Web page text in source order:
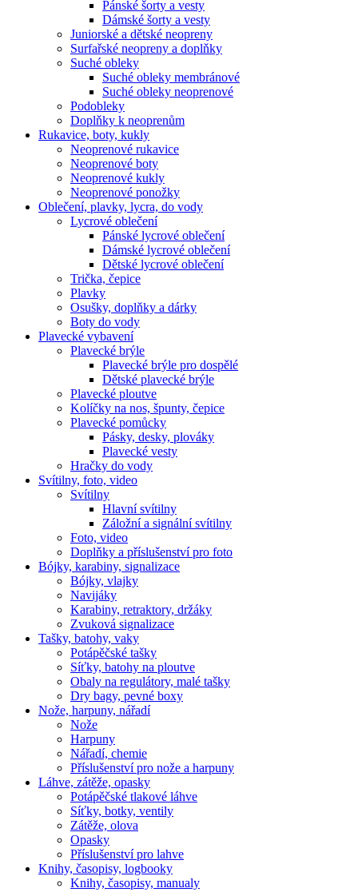
Pánské šorty a vesty
Dámské šorty a vesty
Juniorské a dětské neopreny
Surfařské neopreny a doplňky
Suché obleky
Suché obleky membránové
Suché obleky neoprenové
Podobleky
Doplňky k neoprenům
Rukavice, boty, kukly
Neoprenové rukavice
Neoprenové boty
Neoprenové kukly
Neoprenové ponožky
Oblečení, plavky, lycra, do vody
Lycrové oblečení
Pánské lycrové oblečení
Dámské lycrové oblečení
Dětské lycrové oblečení
Trička, čepice
Plavky
Osušky, doplňky a dárky
Boty do vody
Plavecké vybavení
Plavecké brýle
Plavecké brýle pro dospělé
Dětské plavecké brýle
Plavecké ploutve
Kolíčky na nos, špunty, čepice
Plavecké pomůcky
Pásky, desky, plováky
Plavecké vesty
Hračky do vody
Svítilny, foto, video
Svítilny
Hlavní svítilny
Záložní a signální svítilny
Foto, video
Doplňky a příslušenství pro foto
Bójky, karabiny, signalizace
Bójky, vlajky
Navijáky
Karabiny, retraktory, držáky
Zvuková signalizace
Tašky, batohy, vaky
Potápěčské tašky
Síťky, batohy na ploutve
Obaly na regulátory, malé tašky
Dry bagy, pevné boxy
Nože, harpuny, nářadí
Nože
Harpuny
Nářadí, chemie
Příslušenství pro nože a harpuny
Láhve, zátěže, opasky
Potápěčské tlakové láhve
Síťky, botky, ventily
Zátěže, olova
Opasky
Příslušenství pro lahve
Knihy, časopisy, logbooky
Knihy, časopisy, manualy